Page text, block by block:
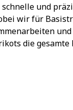
und
wir für
die